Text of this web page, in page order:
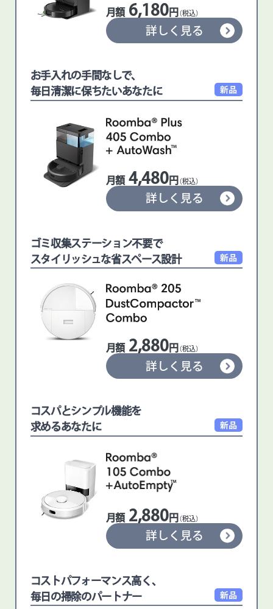
月額 6,180円 （税込）
詳しく見る
お手入れの手間なしで、
毎日清潔に保ちたいあなたに
月額 4,480円 （税込）
詳しく見る
ゴミ収集ステーション不要で
スタイリッシュな省スペース設計
月額 2,880円 （税込）
詳しく見る
コスパとシンプル機能を
求めるあなたに
月額 2,880円 （税込）
詳しく見る
コストパフォーマンス高く、
毎日の掃除のパートナー